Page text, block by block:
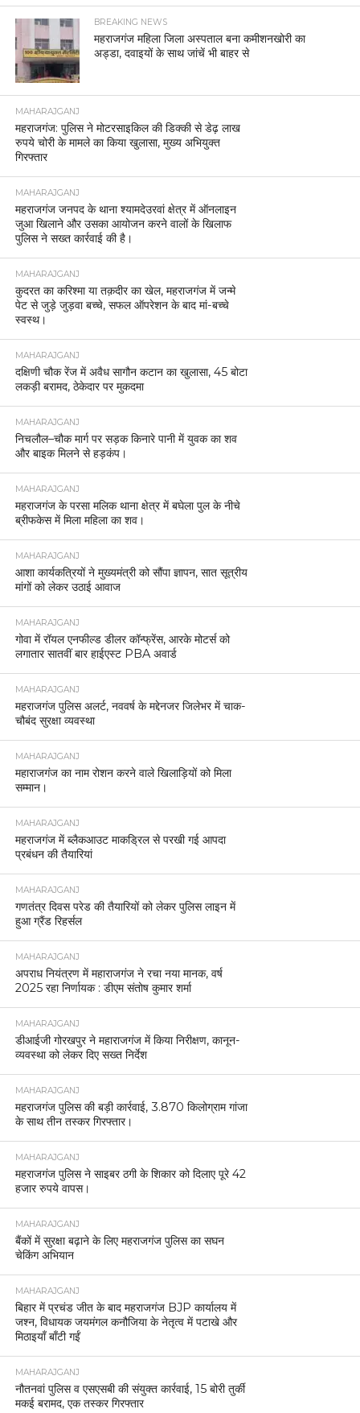
BREAKING NEWS
महराजगंज महिला जिला अस्पताल बना कमीशनखोरी का
अड्डा, दवाइयों के साथ जांचें भी बाहर से
MAHARAJGANJ
महराजगंज: पुलिस ने मोटरसाइकिल की डिक्की से डेढ़ लाख
रुपये चोरी के मामले का किया खुलासा, मुख्य अभियुक्त
गिरफ्तार
MAHARAJGANJ
महराजगंज जनपद के थाना श्यामदेउरवां क्षेत्र में ऑनलाइन
जुआ खिलाने और उसका आयोजन करने वालों के खिलाफ
पुलिस ने सख्त कार्रवाई की है।
MAHARAJGANJ
कुदरत का करिश्मा या तक़दीर का खेल, महराजगंज में जन्मे
पेट से जुड़े जुड़वा बच्चे, सफल ऑपरेशन के बाद मां-बच्चे
स्वस्थ।
MAHARAJGANJ
दक्षिणी चौक रेंज में अवैध सागौन कटान का खुलासा, 45 बोटा
लकड़ी बरामद, ठेकेदार पर मुकदमा
MAHARAJGANJ
निचलौल–चौक मार्ग पर सड़क किनारे पानी में युवक का शव
और बाइक मिलने से हड़कंप।
MAHARAJGANJ
महराजगंज के परसा मलिक थाना क्षेत्र में बघेला पुल के नीचे
ब्रीफकेस में मिला महिला का शव।
MAHARAJGANJ
आशा कार्यकत्रियों ने मुख्यमंत्री को सौंपा ज्ञापन, सात सूत्रीय
मांगों को लेकर उठाई आवाज
MAHARAJGANJ
गोवा में रॉयल एनफील्ड डीलर कॉन्फ्रेंस, आरके मोटर्स को
लगातार सातवीं बार हाईएस्ट PBA अवार्ड
MAHARAJGANJ
महराजगंज पुलिस अलर्ट, नववर्ष के मद्देनजर जिलेभर में चाक-
चौबंद सुरक्षा व्यवस्था
MAHARAJGANJ
महाराजगंज का नाम रोशन करने वाले खिलाड़ियों को मिला
सम्मान।
MAHARAJGANJ
महराजगंज में ब्लैकआउट माकड्रिल से परखी गई आपदा
प्रबंधन की तैयारियां
MAHARAJGANJ
गणतंत्र दिवस परेड की तैयारियों को लेकर पुलिस लाइन में
हुआ ग्रैंड रिहर्सल
MAHARAJGANJ
अपराध नियंत्रण में महाराजगंज ने रचा नया मानक, वर्ष
2025 रहा निर्णायक : डीएम संतोष कुमार शर्मा
MAHARAJGANJ
डीआईजी गोरखपुर ने महाराजगंज में किया निरीक्षण, कानून-
व्यवस्था को लेकर दिए सख्त निर्देश
MAHARAJGANJ
महराजगंज पुलिस की बड़ी कार्रवाई, 3.870 किलोग्राम गांजा
के साथ तीन तस्कर गिरफ्तार।
MAHARAJGANJ
महराजगंज पुलिस ने साइबर ठगी के शिकार को दिलाए पूरे 42
हजार रुपये वापस।
MAHARAJGANJ
बैंकों में सुरक्षा बढ़ाने के लिए महराजगंज पुलिस का सघन
चेकिंग अभियान
MAHARAJGANJ
बिहार में प्रचंड जीत के बाद महराजगंज BJP कार्यालय में
जश्न, विधायक जयमंगल कनौजिया के नेतृत्व में पटाखे और
मिठाइयाँ बाँटी गईं
MAHARAJGANJ
नौतनवां पुलिस व एसएसबी की संयुक्त कार्रवाई, 15 बोरी तुर्की
मकई बरामद, एक तस्कर गिरफ्तार